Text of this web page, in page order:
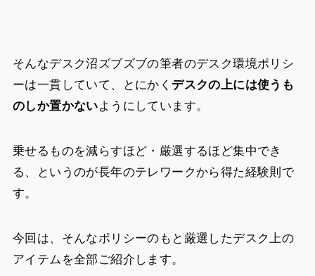
そんなデスク沼ズブズブの筆者のデスク環境ポリシ
ーは一貫していて、とにかく デスクの上には使うも
のしか置かないようにしています。
乗せるものを減らすほど・厳選するほど集中でき
る、というのが長年のテレワークから得た経験則で
す。
今回は、そんなポリシーのもと厳選したデスク上の
アイテムを全部ご紹介します。